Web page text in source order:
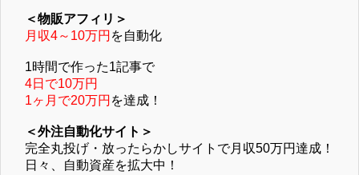
＜物販アフィリ＞
月収4～10万円 を自動化
1時間で作った1記事で
4日で10万円
1ヶ月で20万円 を達成！
＜外注自動化サイト＞
完全丸投げ・放ったらかしサイトで月収50万円達成！
日々、自動資産を拡大中！